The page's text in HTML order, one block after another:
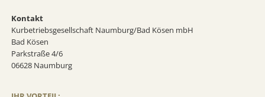
Kontakt
Kurbetriebsgesellschaft Naumburg/Bad Kösen mbH
Bad Kösen
Parkstraße 4/6
06628 Naumburg